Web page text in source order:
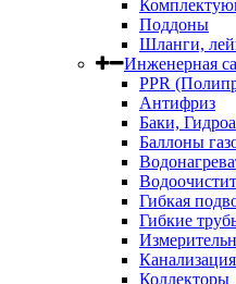
Поддоны
Шланги,
Инженерная
PPR
Антифриз
Баки,
Баллоны
Гибкая
Гибкие
Коллекторы